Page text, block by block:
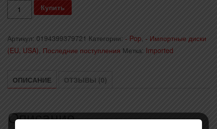
Количество
Adele
30
(2021)
EU)
Купить
Артикул: 0194399379721 Категории: - Pop, - Импортные диски
(EU, USA) Последние поступления Метка: Imported
ОПИСАНИЕ ОТЗЫВЫ (0)
Описание